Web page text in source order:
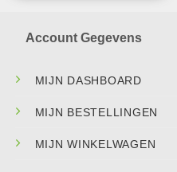
Account Gegevens
MIJN DASHBOARD
MIJN BESTELLINGEN
MIJN WINKELWAGEN